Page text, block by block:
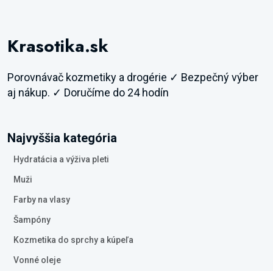
Krasotika.sk
Porovnávač kozmetiky a drogérie ✓ Bezpečný výber
aj nákup. ✓ Doručíme do 24 hodín
Najvyššia kategória
Hydratácia a výživa pleti
Muži
Farby na vlasy
Šampóny
Kozmetika do sprchy a kúpeľa
Vonné oleje